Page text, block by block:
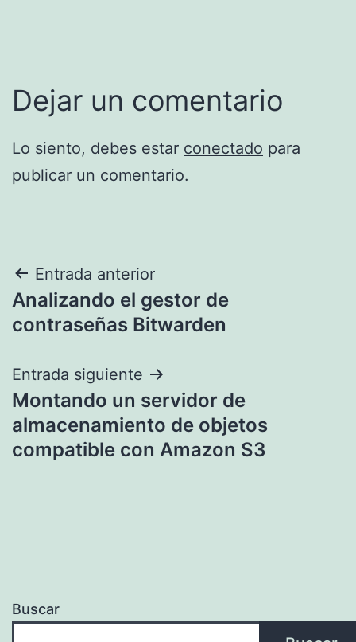
Dejar un comentario
Lo siento, debes estar conectado para
publicar un comentario.
Navegación
de
Entrada anterior
Analizando el gestor de
contraseñas Bitwarden
Entrada siguiente
Montando un servidor de
almacenamiento de objetos
compatible con Amazon S3
Buscar